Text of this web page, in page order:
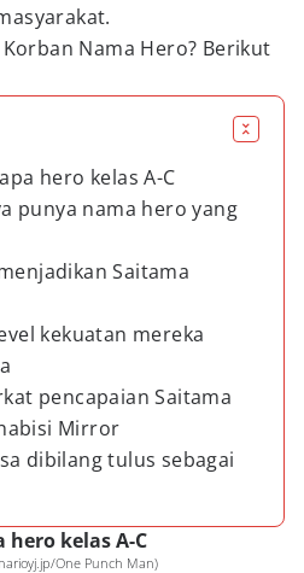
Nama Hero? Berikut
hero kelas A-C
punya nama hero yang
Saitama
kekuatan mereka
pencapaian Saitama
Mirror
dibilang tulus sebagai
hero kelas A-C
One Punch Man)